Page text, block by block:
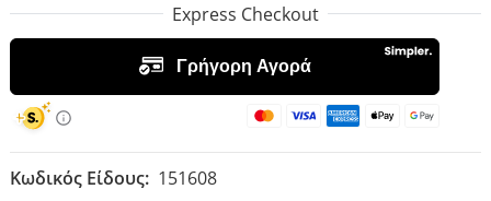
Express Checkout
Κωδικός Είδους: 151608